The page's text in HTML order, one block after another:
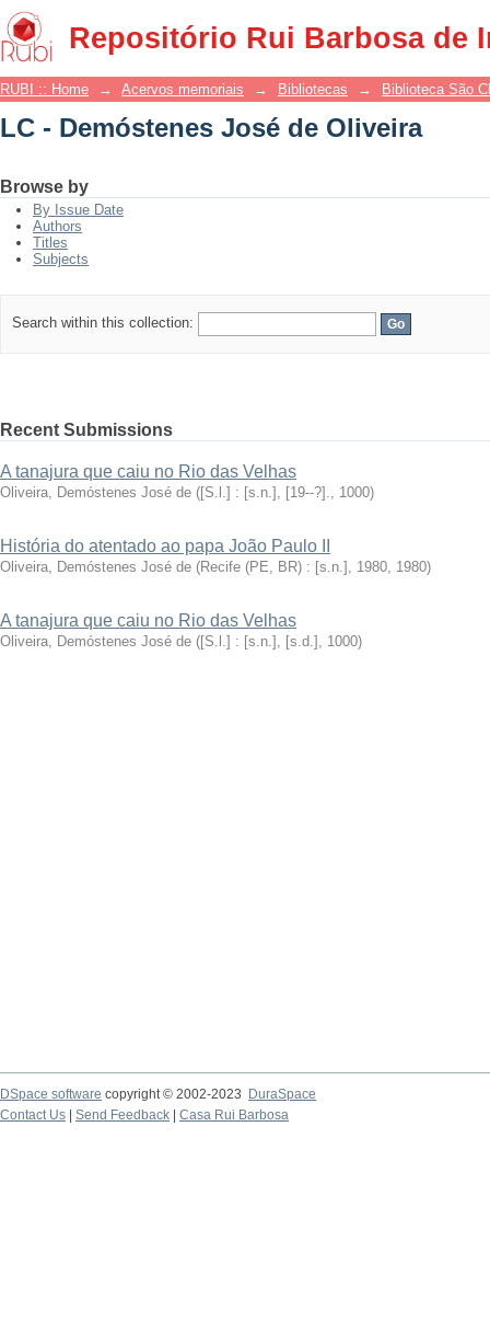
Repositório Rui Barbosa de
LC - Demóstenes José de Oliveira
RUBI :: Home → Acervos memoriais → Bibliotecas → Biblioteca São
LC - Demóstenes José de Oliveira
Browse by
By Issue Date
Authors
Titles
Subjects
Search within this collection:
Recent Submissions
A tanajura que caiu no Rio das Velhas
Oliveira, Demóstenes José de ([S.l.] : [s.n.], [19--?]., 1000)
História do atentado ao papa João Paulo II
Oliveira, Demóstenes José de (Recife (PE, BR) : [s.n.], 1980, 1980)
A tanajura que caiu no Rio das Velhas
Oliveira, Demóstenes José de ([S.l.] : [s.n.], [s.d.] , 1000)
DSpace software copyright © 2002-2023
DuraSpace
Contact Us
Send Feedback Casa Rui Barbosa